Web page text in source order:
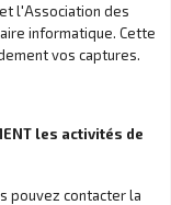
l'Association des
informatique. Cette
vos captures.
les activités de
pouvez contacter la